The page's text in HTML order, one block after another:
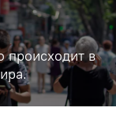
происходит в